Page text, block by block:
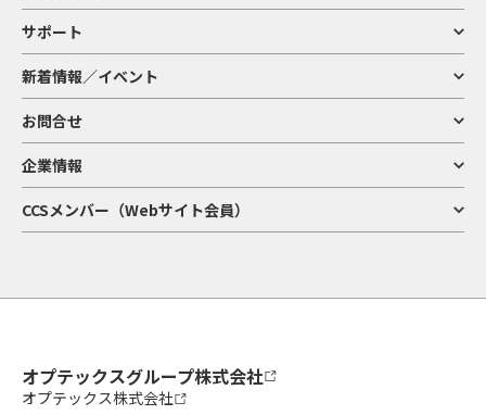
サポート
新着情報／イベント
お問合せ
企業情報
CCSメンバー（Webサイト会員）
オプテックスグループ株式会社
オプテックス株式会社